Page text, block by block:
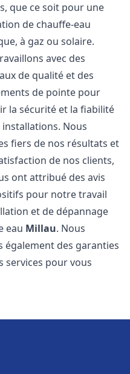
que ce soit pour une
de chauffe-eau
à gaz ou solaire.
avec des
de qualité et des
de pointe pour
la sécurité et la fiabilité
installations. Nous
fiers de nos résultats et
de nos clients,
ont attribué des avis
pour notre travail
et de dépannage
eau Millau. Nous
également des garanties
services pour vous